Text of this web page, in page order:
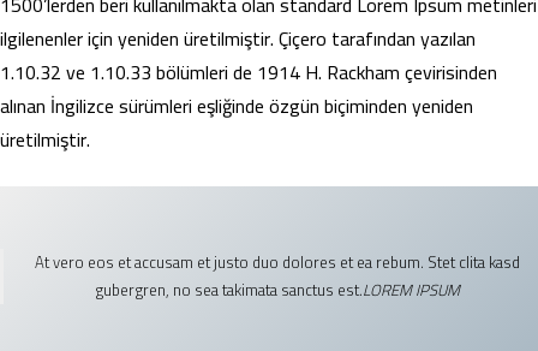
ilgilenenler için yeniden üretilmiştir. Çiçero tarafından yazılan
1.10.32 ve 1.10.33 bölümleri de 1914 H. Rackham çevirisinden
alınan İngilizce sürümleri eşliğinde özgün biçiminden yeniden
üretilmiştir.
At vero eos et accusam et justo duo dolores et ea rebum. Stet clita kasd
gubergren, no sea takimata sanctus est.LOREM IPSUM